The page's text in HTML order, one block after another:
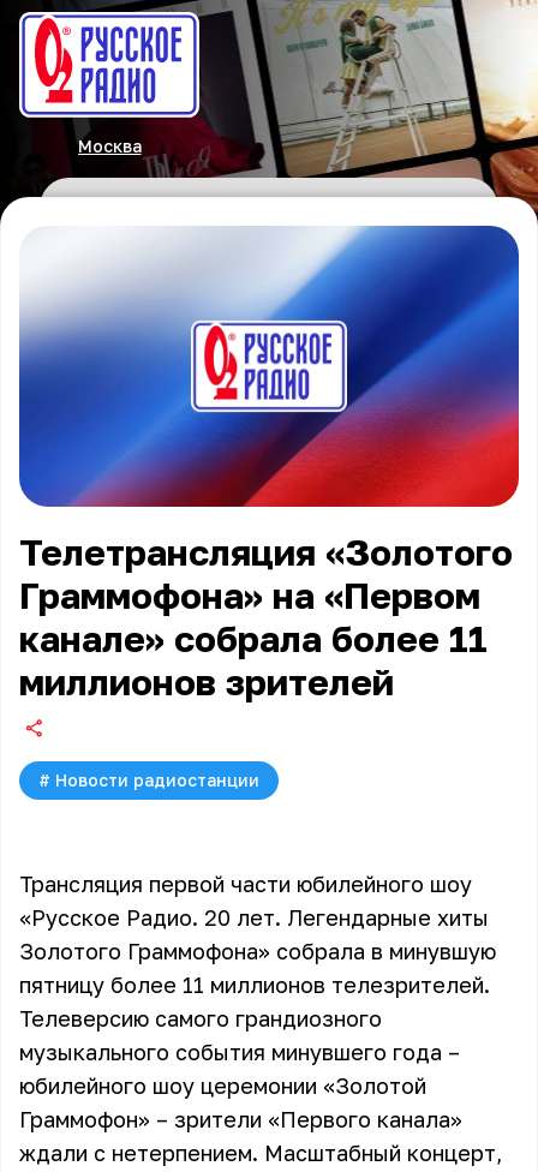
Москва
Телетрансляция «Золотого
Граммофона» на «Первом
канале» собрала более 11
миллионов зрителей
# Новости радиостанции
Трансляция первой части юбилейного шоу
«Русское Радио. 20 лет. Легендарные хиты
Золотого Граммофона» собрала в минувшую
пятницу более 11 миллионов телезрителей.
Телеверсию самого грандиозного
музыкального события минувшего года –
юбилейного шоу церемонии «Золотой
Граммофон» – зрители «Первого канала»
ждали с нетерпением. Масштабный концерт,